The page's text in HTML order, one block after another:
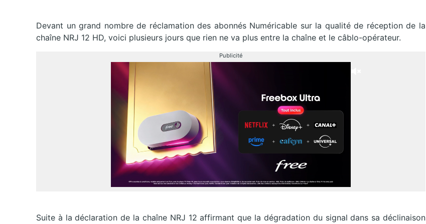
Devant un grand nombre de réclamation des abonnés Numéricable sur la qualité de réception de la
chaîne NRJ 12 HD, voici plusieurs jours que rien ne va plus entre la chaîne et le câblo-opérateur.
Publicité
Suite à la déclaration de la chaîne NRJ 12 affirmant que la dégradation du signal dans sa déclinaison